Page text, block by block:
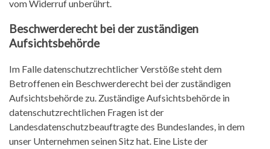
vom Widerruf unberührt.
Beschwerderecht bei der zuständigen
Aufsichtsbehörde
Im Falle datenschutzrechtlicher Verstöße steht dem
Betroffenen ein Beschwerderecht bei der zuständigen
Aufsichtsbehörde zu. Zuständige Aufsichtsbehörde in
datenschutzrechtlichen Fragen ist der
Landesdatenschutzbeauftragte des Bundeslandes, in dem
unser Unternehmen seinen Sitz hat. Eine Liste der